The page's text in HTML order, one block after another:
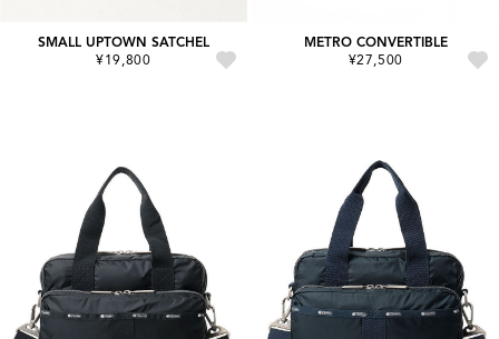
SMALL UPTOWN SATCHEL
¥19,800
METRO CONVERTIBLE
¥27,500